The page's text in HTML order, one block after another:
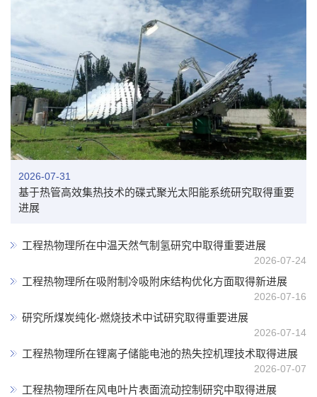
2026-07-31
基于热管高效集热技术的碟式聚光太阳能系统研究取得重要
进展
工程热物理所在中温天然气制氢研究中取得重要进展
2026-07-24
工程热物理所在吸附制冷吸附床结构优化方面取得新进展
2026-07-16
研究所煤炭纯化-燃烧技术中试研究取得重要进展
2026-07-14
工程热物理所在锂离子储能电池的热失控机理技术取得进展
2026-07-07
工程热物理所在风电叶片表面流动控制研究中取得进展